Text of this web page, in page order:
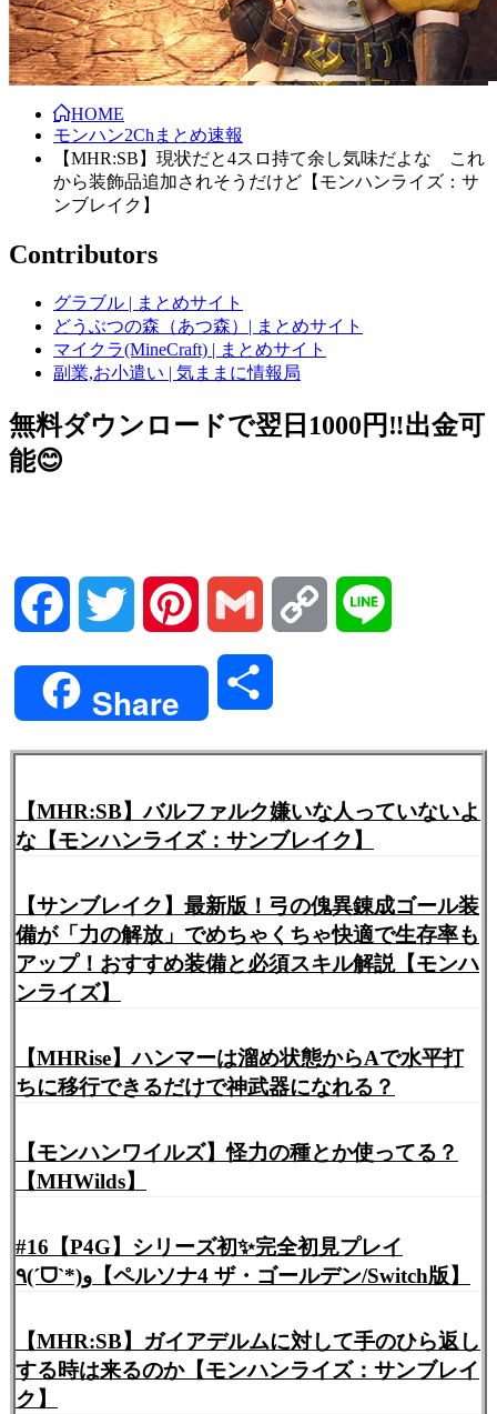
HOME
モンハン2Chまとめ速報
【MHR:SB】現状だと4スロ持て余し気味だよな これ
から装飾品追加されそうだけど【モンハンライズ：サ
ンブレイク】
Contributors
グラブル | まとめサイト
どうぶつの森（あつ森）| まとめサイト
マイクラ(MineCraft) | まとめサイト
副業,お小遣い | 気ままに情報局
無料ダウンロードで翌日1000円‼️出金可
能😊
Facebook Twitter Pinterest Gmail Copy
Share
【MHR:SB】バルファルク嫌いな人っていないよ
な【モンハンライズ：サンブレイク】
【サンブレイク】最新版！弓の傀異錬成ゴール装
備が「力の解放」でめちゃくちゃ快適で生存率も
アップ！おすすめ装備と必須スキル解説【モンハ
ンライズ】
【MHRise】ハンマーは溜め状態からAで水平打
ちに移行できるだけで神武器になれる？
【モンハンワイルズ】怪力の種とか使ってる？
【MHWilds】
#16【P4G】シリーズ初✨完全初見プレイ
٩(ˊᗜˋ*)و【ペルソナ4 ザ・ゴールデン/Switch版】
【MHR:SB】ガイアデルムに対して手のひら返し
する時は来るのか【モンハンライズ：サンブレイ
ク】